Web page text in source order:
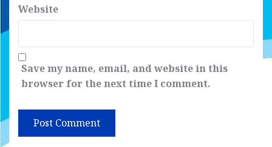
Website
Save my name, email, and website in this
browser for the next time I comment.